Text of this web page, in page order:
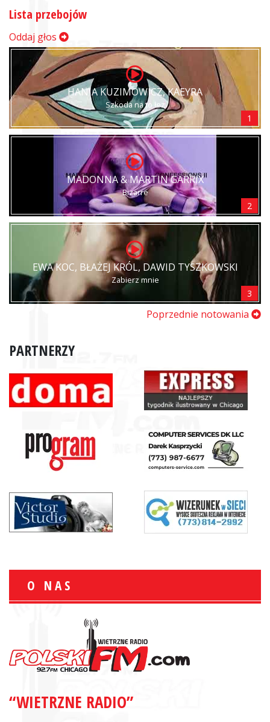
Lista przebojów
Oddaj głos
HANIA KUZIMOWICZ, KAEYRA
Szkoda na to łez
1
MADONNA & MARTIN GARRIX
Bizarre
2
EWA KOC, BŁAŻEJ KRÓL, DAWID TYSZKOWSKI
Zabierz mnie
3
Poprzednie notowania
PARTNERZY
O NAS
“WIETRZNE RADIO”